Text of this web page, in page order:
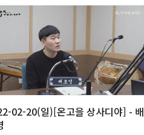
02-20(일)[온고을 상사디야] - 배